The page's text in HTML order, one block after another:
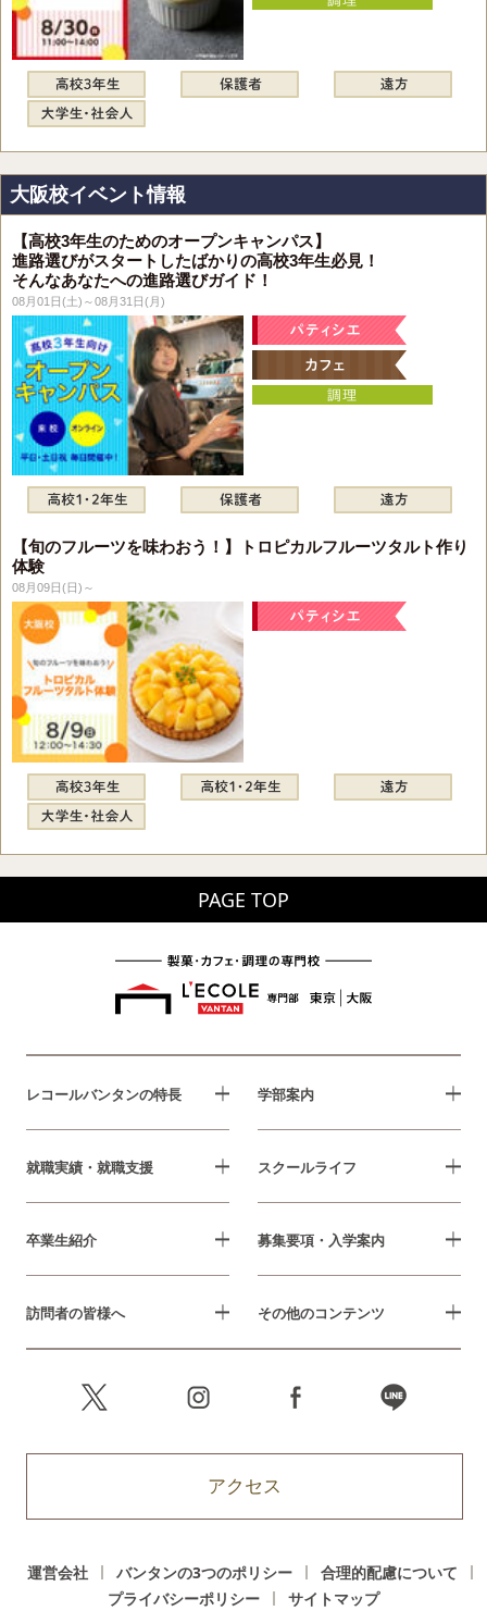
大阪校イベント情報
【高校3年生のためのオープンキャンパス】
進路選びがスタートしたばかりの高校3年生必見！
そんなあなたへの進路選びガイド！
08月01日(土)～08月31日(月)
【旬のフルーツを味わおう！】トロピカルフルーツタルト作り
体験
08月09日(日)～
PAGE TOP
レコールバンタンの特長 学部案内
就職実績・就職支援 スクールライフ
卒業生紹介 募集要項・入学案内
訪問者の皆様へ その他のコンテンツ
アクセス
運営会社 バンタンの3つのポリシー
合理的配慮について
プライバシーポリシー
サイトマップ